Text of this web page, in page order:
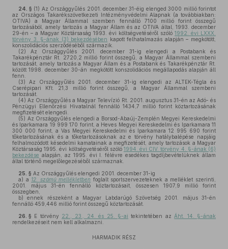
24. § (1) Az Országgyűlés 2001. december 31-éig elenged 3000 millió forintot
az Országos Takarékszövetkezeti Intézményvédelmi Alapnak (a továbbiakban:
OTIVA) a Magyar Állammal szemben fennálló 7100 millió forint összegű
tartozásából, amely tartozás a Magyar Állam és az OTIVA által, 1993. december
29-én – a Magyar Köztársaság 1993. évi költségvetéséről szóló 1992. évi LXXX.
törvény 3. §-ának (3) bekezdésében kapott felhatalmazás alapján – megkötött,
konszolidációs szerződéséből származik.
(2) Az Országgyűlés 2001. december 31-ig elengedi a Postabank és
Takarékpénztár Rt. 2720,2 millió forint összegű, a Magyar Állammal szembeni
tartozását, amely tartozás a Magyar Állam és a Postabank és Takarékpénztár Rt.
között 1998. december 30-án megkötött konszolidációs megállapodás alapján áll
fenn.
(3) Az Országgyűlés 2001. december 31-ig elengedi az ALTEK-Tégla és
Cserépipari Kft. 21,3 millió forint összegű, a Magyar Állammal szembeni
tartozását.
(4) Az Országgyűlés a Magyar Televízió Rt. 2001. augusztus 31-én az Adó- és
Pénzügyi Ellenőrzési Hivatalnál fennálló 1434,7 millió forint köztartozásának
megfizetését elengedi.
(5) Az Országgyűlés elengedi a Borsod-Abaúj-Zemplén Megyei Kereskedelmi
és Iparkamara 19 999 170 forint, a Heves Megyei Kereskedelmi és Iparkamara 11
300 000 forint, a Vas Megyei Kereskedelmi és Iparkamara 12 995 690 forint
tőketartozásának és a tőketartozásoknak az e törvény hatálybalépése napjáig
felhalmozódott késedelmi kamatainak a megfizetését, amely tartozások a Magyar
Köztársaság 1995. évi költségvetéséről szóló 1994. évi CIV. törvény 4. §-ának (6)
bekezdése alapján, az 1995. évi I. félévre esedékes tagdíjbevételüknek állam
által történő megelőlegezéséből származnak.
25. § Az Országgyűlés elengedi 2001. december 31-ig
a) a 12. számú mellékletben foglalt sportszervezeteknek a melléklet szerinti,
2001. május 31-én fennálló köztartozásait, összesen 1907,9 millió forint
összegben,
b) ennek részeként a Magyar Labdarúgó Szövetség 2001. május 31-én
fennálló 459,446 millió forint összegű köztartozását.
26. § E törvény 22., 23., 24. és 25. §-ai tekintetében az Áht. 14. §-ának
rendelkezéseit nem kell alkalmazni.
HARMADIK RÉSZ